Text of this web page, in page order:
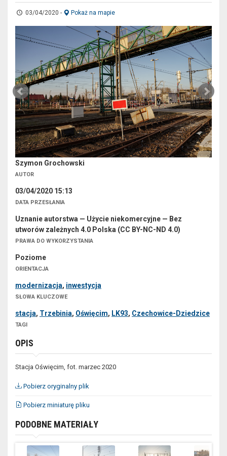
03/04/2020 - Pokaż na mapie
Szymon Grochowski
AUTOR
03/04/2020 15:13
DATA PRZESŁANIA
Uznanie autorstwa — Użycie niekomercyjne — Bez
utworów zależnych 4.0 Polska (CC BY-NC-ND 4.0)
PRAWA DO WYKORZYSTANIA
Poziome
ORIENTACJA
modernizacja, inwestycja
SŁOWA KLUCZOWE
stacja, Trzebinia, Oświęcim, LK93, Czechowice-Dziedzice
TAGI
OPIS
Stacja Oświęcim, fot. marzec 2020
Pobierz oryginalny plik
Pobierz miniaturę pliku
PODOBNE MATERIAŁY